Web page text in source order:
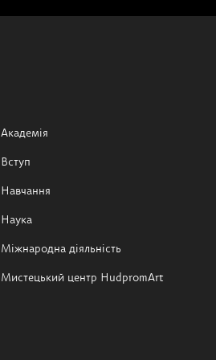
Академія
Вступ
Навчання
Наука
Міжнародна діяльність
Мистецький центр HudpromArt